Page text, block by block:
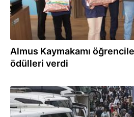
Almus Kaymakamı
ödülleri verdi
29.03.2024